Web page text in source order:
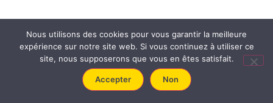
Nous utilisons des cookies pour vous garantir la meilleure
expérience sur notre site web. Si vous continuez à utiliser ce
site, nous supposerons que vous en êtes satisfait.
Accepter Non